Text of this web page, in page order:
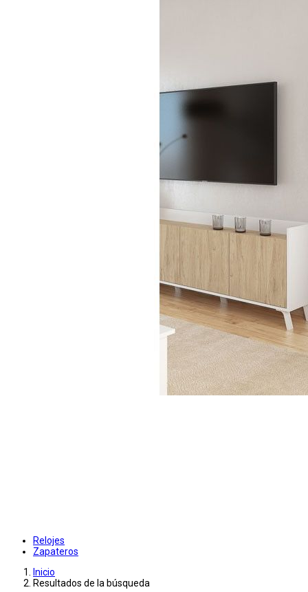
Relojes
Zapateros
Inicio
Resultados de la búsqueda